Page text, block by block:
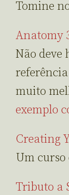
Tomine
Anatomy
Não deve
muito
exemplo
Creating
Um
Tributo a